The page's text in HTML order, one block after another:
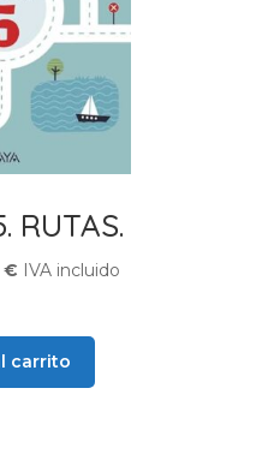
RUTAS.
€ElIVA incluido
carrito